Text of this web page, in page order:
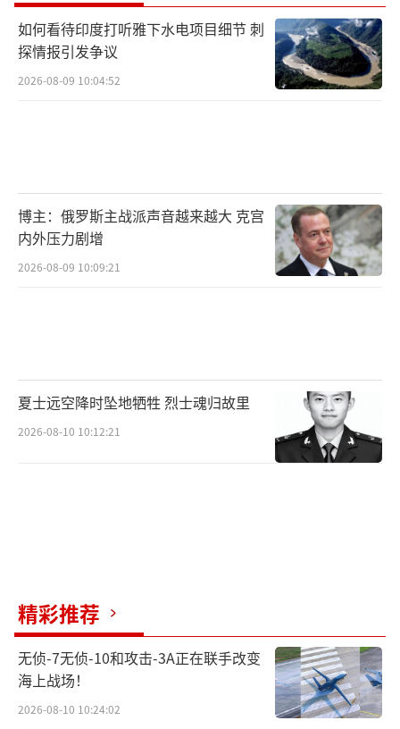
如何看待印度打听雅下水电项目细节 刺
探情报引发争议
2026-08-09 10:04:52
博主：俄罗斯主战派声音越来越大 克宫
内外压力剧增
2026-08-09 10:09:21
夏士远空降时坠地牺牲 烈士魂归故里
2026-08-10 10:12:21
精彩推荐
无侦-7无侦-10和攻击-3A正在联手改变
海上战场！
2026-08-10 10:24:02